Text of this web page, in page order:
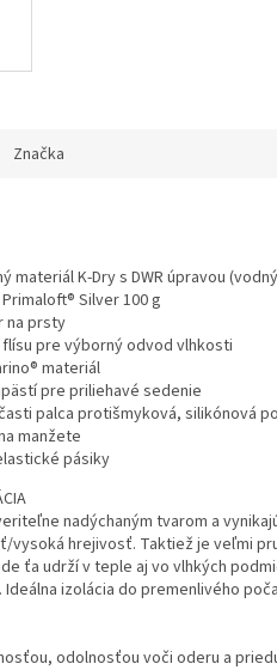
Značka
materiál K-Dry s DWR úpravou
Silver 100 g
na prsty
pre výborný odvod vlhkosti
materiál
pre priliehavé sedenie
palca protišmyková, silikónová
manžete
pásiky
nadýchaným tvarom a
vysoká hrejivosť. Taktiež je veľmi
ťa udrží v teple aj vo vlhkých
izolácia do premenlivého
odolnosťou voči oderu a